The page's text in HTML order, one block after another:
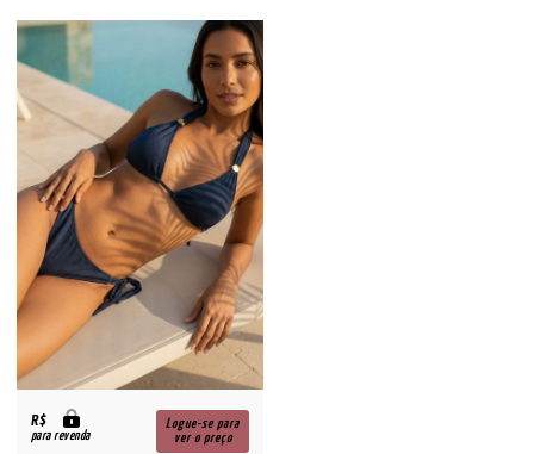
R$
para revenda
Logue-se para
ver o preço